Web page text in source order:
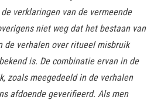
verklaringen van de vermeende
niet weg dat het bestaan van
de verhalen over ritueel misbruik
is. De combinatie ervan in de
zoals meegedeeld in de verhalen
afdoende geverifieerd. Als men